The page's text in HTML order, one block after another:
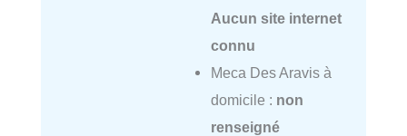
Aucun site internet
connu
Meca Des Aravis à
domicile : non
renseigné